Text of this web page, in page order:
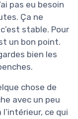
pas eu besoin
Ça ne
stable. Pour
un bon point.
bien les
chose de
avec un peu
l’intérieur, ce qui